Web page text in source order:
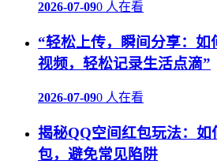
2026-07-090 人在看
“轻松上传，瞬间分享：
视频，轻松记录生活点滴”
2026-07-090 人在看
揭秘QQ空间红包玩法：如
包，避免常见陷阱